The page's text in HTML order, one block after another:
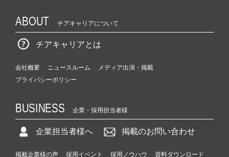
ABOUT チアキャリアについて
チアキャリアとは
会社概要 ニュースルーム
メディア出演・掲載
プライバシーポリシー
BUSINESS 企業・採用担当者様
企業担当者様へ 掲載のお問い合わせ
掲載企業様の声 採用イベント 採用ノウハウ 資料ダウンロード